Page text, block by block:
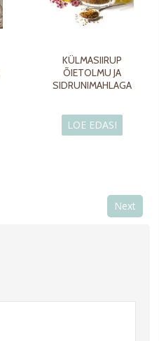
KÜLMASIIRUP
ÕIETOLMU JA
SIDRUNIMAHLAGA
LOE EDASI
Next